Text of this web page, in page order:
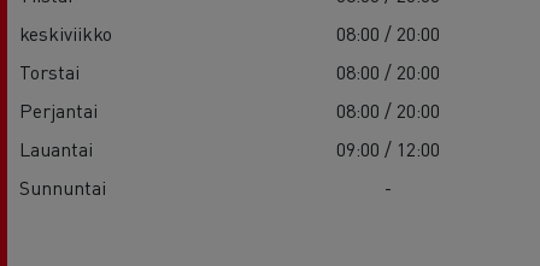
keskiviikko
08:00 / 20:00
Torstai
08:00 / 20:00
Perjantai
08:00 / 20:00
Lauantai
09:00 / 12:00
Sunnuntai
-